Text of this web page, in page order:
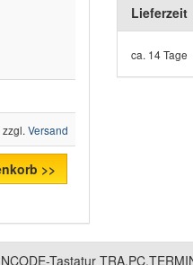
Versand
>>
Lieferzeit
ca. 14 Tage
Tastatur